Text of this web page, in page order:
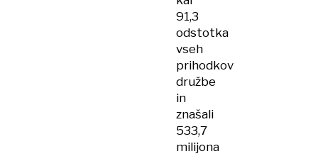
91,3
odstotka
vseh
prihodkov
družbe
in
znašali
533,7
milijona